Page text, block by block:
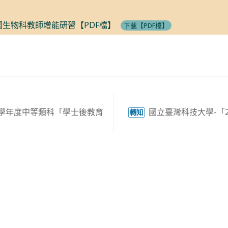
物科教師增能研習【PDF檔】 下載【PDF檔】
年度中等類科「學士後教育 轉知 國立臺灣科技大學-